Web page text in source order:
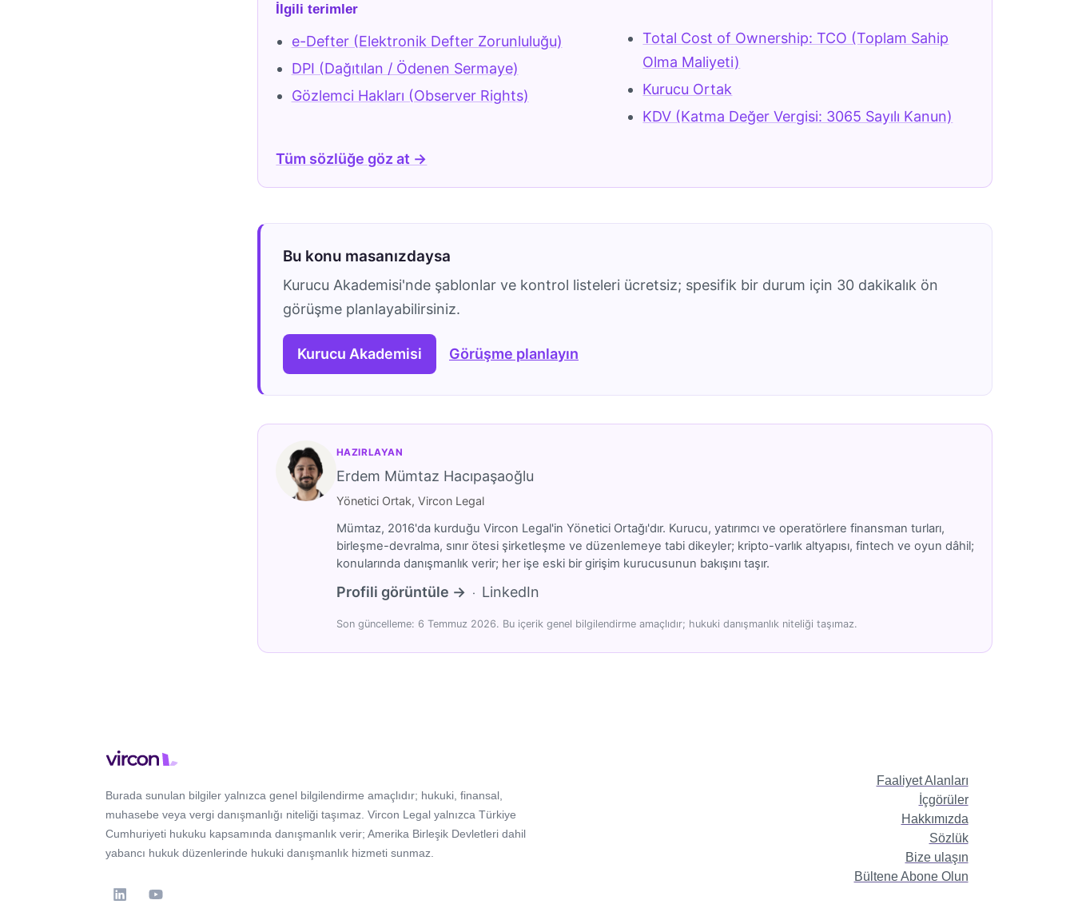
İlgili terimler
e-Defter (Elektronik Defter Zorunluluğu)
DPI (Dağıtılan / Ödenen Sermaye)
Gözlemci Hakları (Observer Rights)
Total Cost of Ownership: TCO (Toplam Sahip
Olma Maliyeti)
Kurucu Ortak
KDV (Katma Değer Vergisi: 3065 Sayılı Kanun)
Tüm sözlüğe göz at →
Bu konu masanızdaysa
Kurucu Akademisi'nde şablonlar ve kontrol listeleri ücretsiz; spesifik bir durum için 30 dakikalık ön
görüşme planlayabilirsiniz.
Kurucu Akademisi Görüşme planlayın
HAZIRLAYAN
Erdem Mümtaz Hacıpaşaoğlu
Yönetici Ortak, Vircon Legal
Mümtaz, 2016'da kurduğu Vircon Legal'in Yönetici Ortağı'dır. Kurucu, yatırımcı ve operatörlere finansman turları,
birleşme-devralma, sınır ötesi şirketleşme ve düzenlemeye tabi dikeyler; kripto-varlık altyapısı, fintech ve oyun dâhil;
konularında danışmanlık verir; her işe eski bir girişim kurucusunun bakışını taşır.
Profili görüntüle → · LinkedIn
Son güncelleme: 6 Temmuz 2026. Bu içerik genel bilgilendirme amaçlıdır; hukuki danışmanlık niteliği taşımaz.
Burada sunulan bilgiler yalnızca genel bilgilendirme amaçlıdır; hukuki, finansal,
muhasebe veya vergi danışmanlığı niteliği taşımaz. Vircon Legal yalnızca Türkiye
Cumhuriyeti hukuku kapsamında danışmanlık verir; Amerika Birleşik Devletleri dahil
yabancı hukuk düzenlerinde hukuki danışmanlık hizmeti sunmaz.
Faaliyet Alanları
İçgörüler
Hakkımızda
Sözlük
Bize ulaşın
Bültene Abone Olun